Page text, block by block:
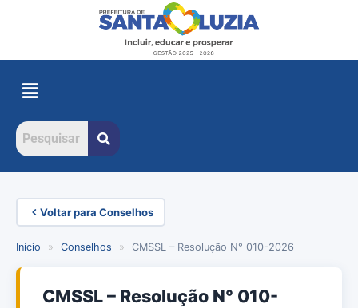
Voltar para Conselhos
Início » Conselhos » CMSSL – Resolução N° 010-2026
CMSSL – Resolução N° 010-